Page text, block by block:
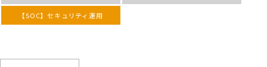
【SOC】セキュリティ運用